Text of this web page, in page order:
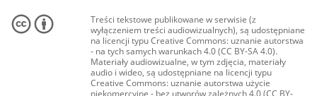
Treści tekstowe publikowane w serwisie (z
wyłączeniem treści audiowizualnych), są udostępniane
na licencji typu Creative Commons: uznanie autorstwa
- na tych samych warunkach 4.0 (CC BY-SA 4.0).
Materiały audiowizualne, w tym zdjęcia, materiały
audio i wideo, są udostępniane na licencji typu
Creative Commons: uznanie autorstwa użycie
niekomercyjne - bez utworów zależnych 4.0 (CC BY-